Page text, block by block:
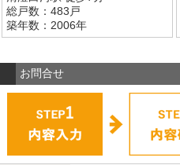
総戸数：483戸
築年数：2006年
お問合せ